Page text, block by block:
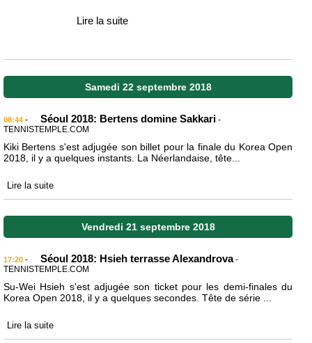
Lire la suite
Samedi 22 septembre 2018
08:44 - Séoul 2018: Bertens domine Sakkari -
TENNISTEMPLE.COM
Kiki Bertens s'est adjugée son billet pour la finale du Korea Open
2018, il y a quelques instants. La Néerlandaise, tête...
Lire la suite
Vendredi 21 septembre 2018
17:20 - Séoul 2018: Hsieh terrasse Alexandrova -
TENNISTEMPLE.COM
Su-Wei Hsieh s'est adjugée son ticket pour les demi-finales du
Korea Open 2018, il y a quelques secondes. Tête de série ...
Lire la suite